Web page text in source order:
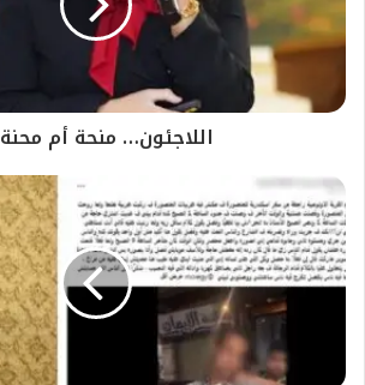
اللاجئون… منحة أم